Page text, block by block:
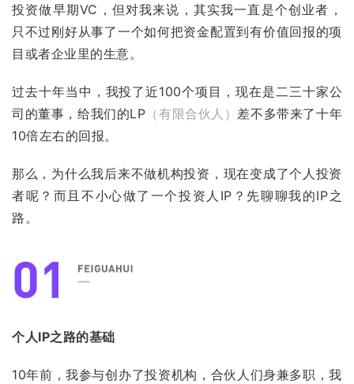
投资做早期VC，但对我来说，其实我一直是个创业者，
只不过刚好从事了一个如何把资金配置到有价值回报的项
目或者企业里的生意。
过去十年当中，我投了近100个项目，现在是二三十家公
司的董事，给我们的LP （有限合伙人） 差不多带来了十年
10倍左右的回报。
那么，为什么我后来不做机构投资，现在变成了个人投资
者呢？而且不小心做了一个投资人IP？先聊聊我的IP之
路。
个人IP之路的基础
10年前，我参与创办了投资机构，合伙人们身兼多职，我